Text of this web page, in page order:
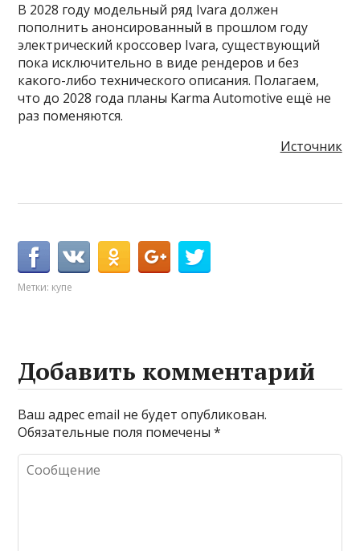
В 2028 году модельный ряд Ivara должен
пополнить анонсированный в прошлом году
электрический кроссовер Ivara, существующий
пока исключительно в виде рендеров и без
какого-либо технического описания. Полагаем,
что до 2028 года планы Karma Automotive ещё не
раз поменяются.
Источник
Метки: купе
Добавить комментарий
Ваш адрес email не будет опубликован.
Обязательные поля помечены*